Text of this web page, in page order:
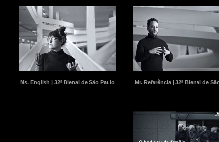
Ms. English | 32ª Bienal de São Paulo Mr. Referência | 32ª Bienal de